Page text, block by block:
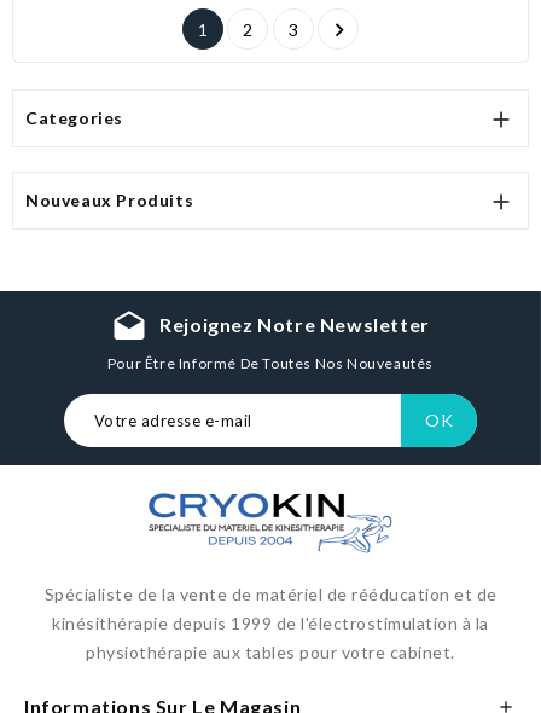
1 2 3 
Categories 
Nouveaux Produits 
drafts Rejoignez Notre Newsletter
Pour Être Informé De Toutes Nos Nouveautés
Spécialiste de la vente de matériel de rééducation et de
kinésithérapie depuis 1999 de l'électrostimulation à la
physiothérapie aux tables pour votre cabinet.
Informations Sur Le Magasin 